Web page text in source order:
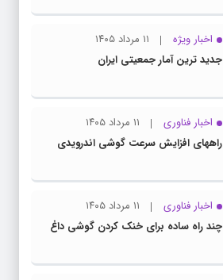
اخبار ویژه
۱۱ مرداد ۱۴۰۵
جدید ترین آمار جمعیتی ایران
اخبار فناوری
۱۱ مرداد ۱۴۰۵
راههای افزایش سرعت گوشی اندرویدی
اخبار فناوری
۱۱ مرداد ۱۴۰۵
چند راه‌ ساده برای خنک کردن گوشی داغ